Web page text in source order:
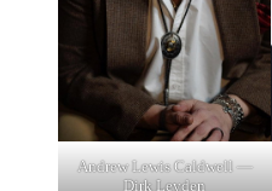
Andrew Lewis Caldwell —
Dirk Leyden